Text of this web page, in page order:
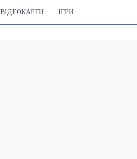
ВІДЕОКАРТИ ІГРИ